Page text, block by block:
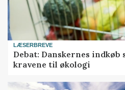
LÆSERBREVE
Debat: Danskernes indkøb
kravene til økologi